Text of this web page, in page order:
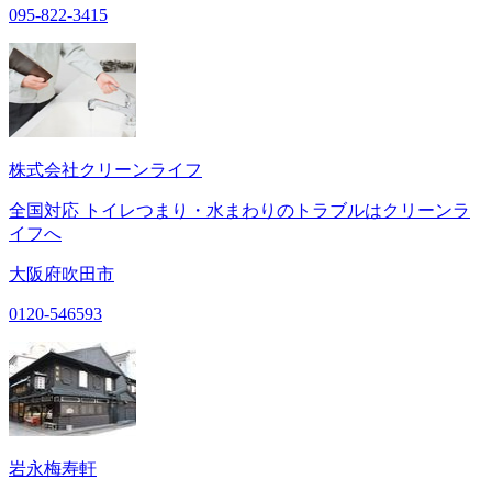
095-822-3415
株式会社クリーンライフ
全国対応 トイレつまり・水まわりのトラブルはクリーンラ
イフへ
大阪府吹田市
0120-546593
岩永梅寿軒